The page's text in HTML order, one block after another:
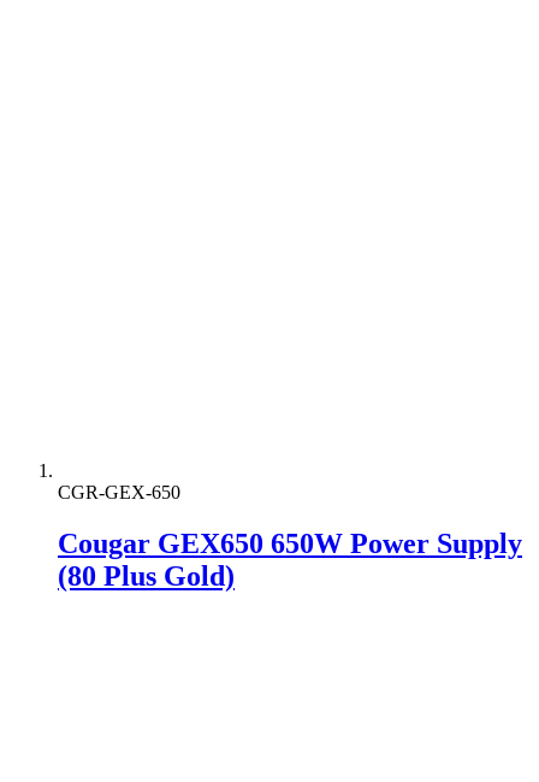
CGR-GEX-650
Cougar GEX650 650W Power Supply
(80 Plus Gold)